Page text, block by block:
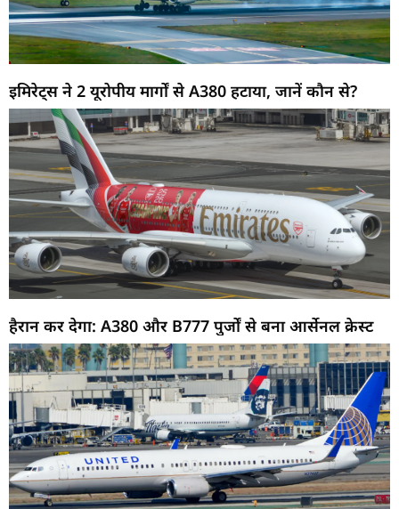
इमिरेट्स ने 2 यूरोपीय मार्गों से A380 हटाया, जानें कौन से?
हैरान कर देगा: A380 और B777 पुर्जों से बना आर्सेनल क्रेस्ट